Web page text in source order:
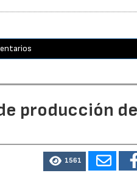
producción
1561